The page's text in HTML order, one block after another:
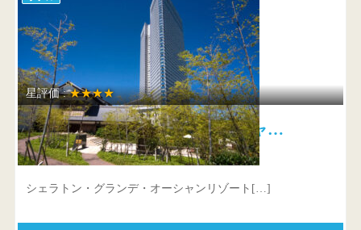
星評価 :★★★★
シェラトン・グランデ・オーシャ…
宮崎県 宮崎市山崎町浜山
シェラトン・グランデ・オーシャンリゾート[…]